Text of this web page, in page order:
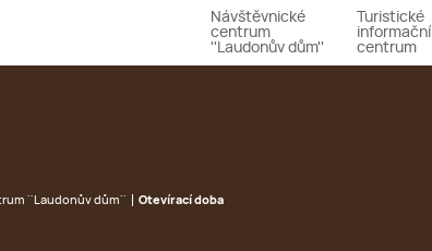
Návštěvnické
centrum
''Laudonův dům''
Turistické
informační
centrum
''Laudonův dům'' Otevírací doba